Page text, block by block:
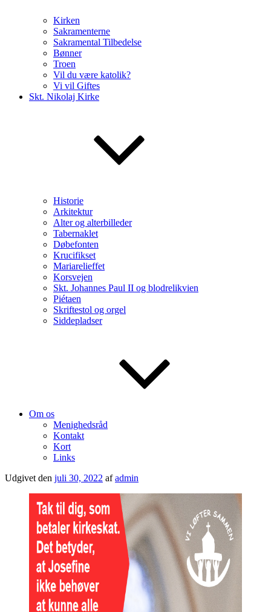
Kirken
Sakramenterne
Sakramental Tilbedelse
Bønner
Troen
Vil du være katolik?
Vi vil Giftes
Skt. Nikolaj Kirke
Historie
Arkitektur
Alter og alterbilleder
Tabernaklet
Døbefonten
Krucifikset
Mariarelieffet
Korsvejen
Skt. Johannes Paul II og blodrelikvien
Piétaen
Skriftestol og orgel
Siddepladser
Om os
Menighedsråd
Kontakt
Kort
Links
Udgivet den juli 30, 2022 afadmin